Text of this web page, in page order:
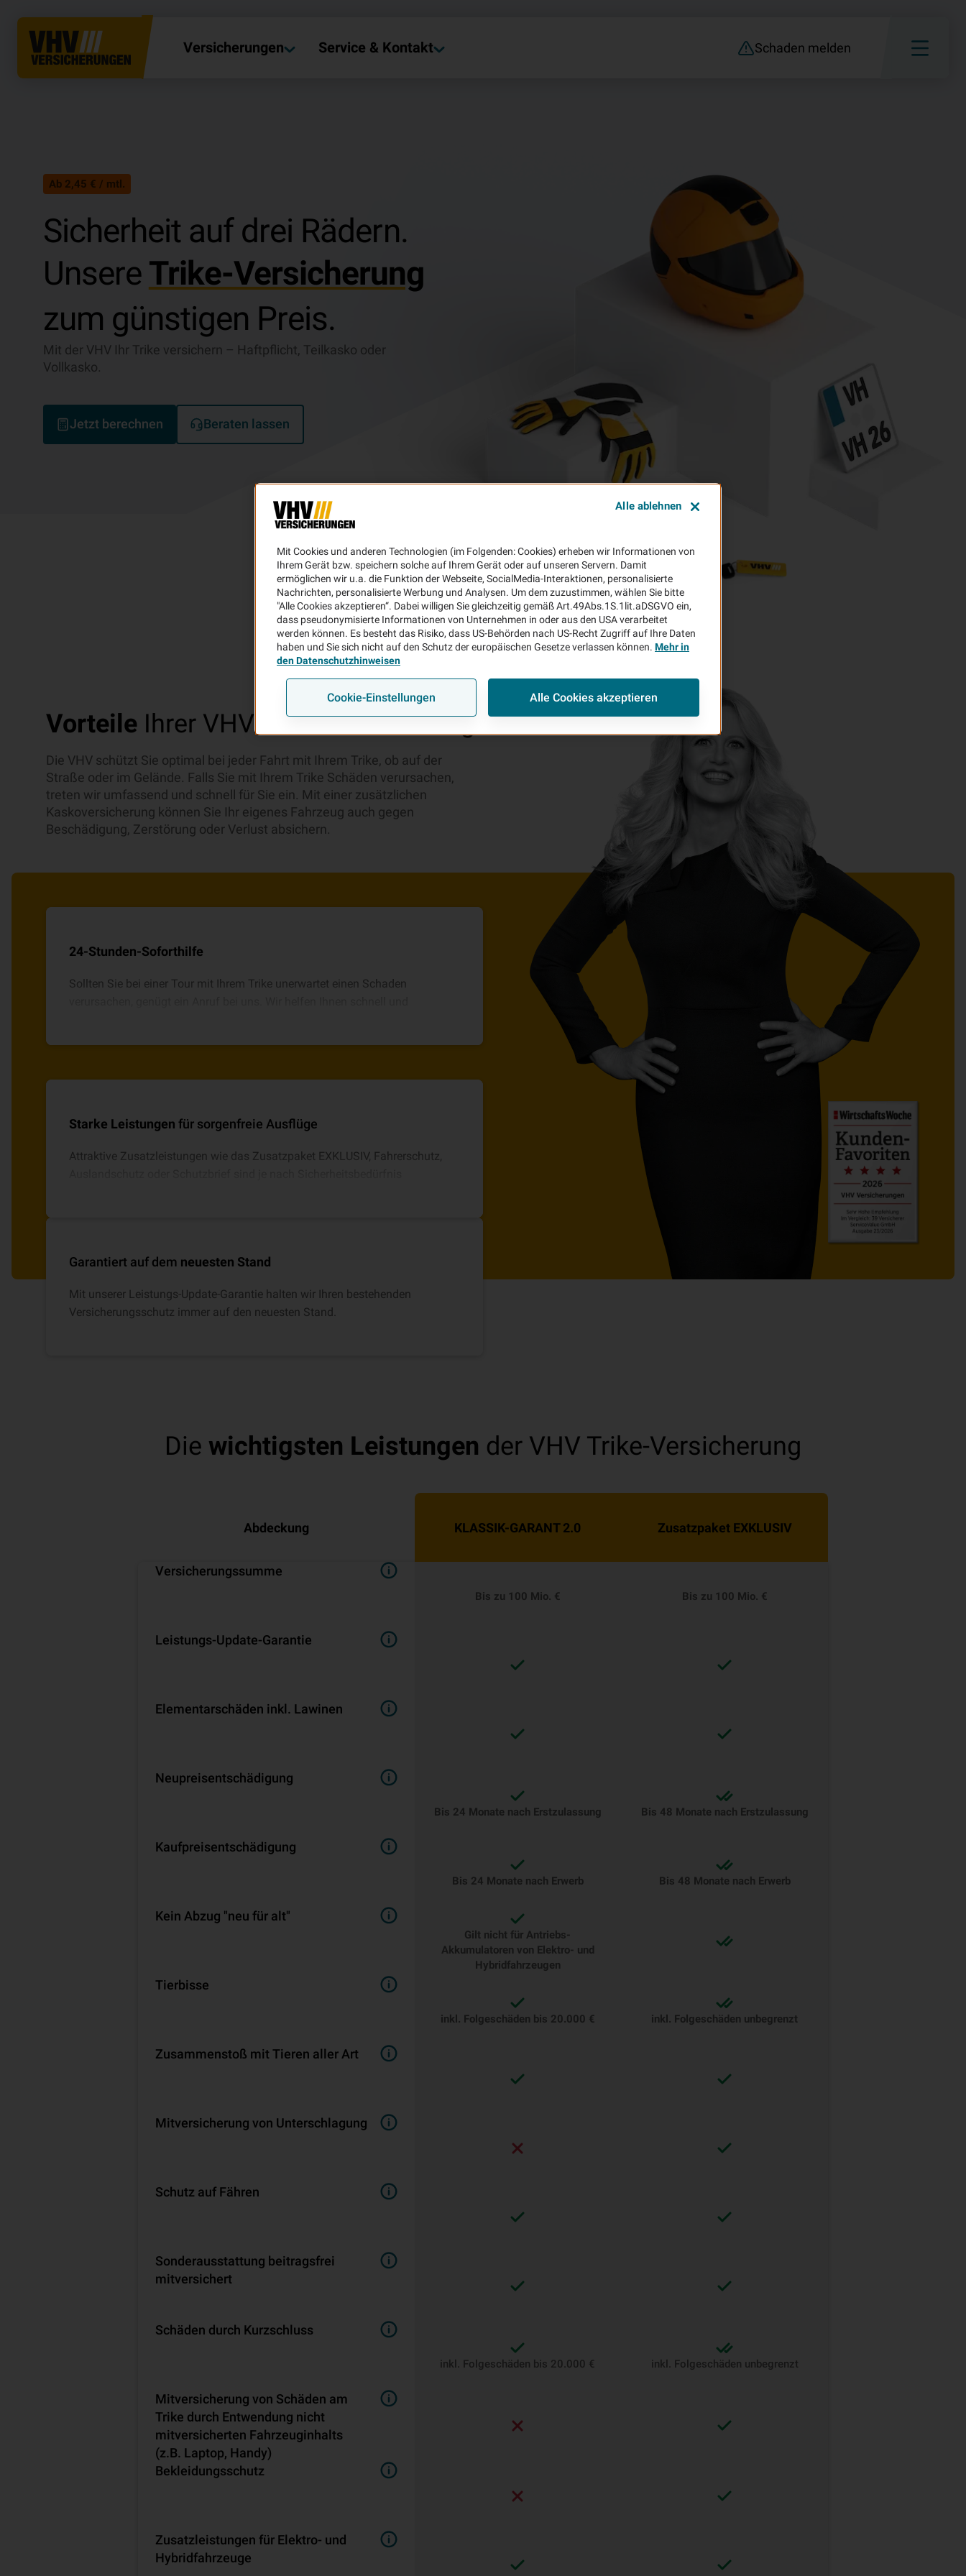
Versicherungen Service & Kontakt Schaden melden
Ab 2,45 € / mtl.
Sicherheit auf drei Rädern.
Unsere Trike-Versicherung
zum günstigen Preis.
Mit der VHV Ihr Trike versichern – Haftpflicht, Teilkasko oder
Vollkasko.
Jetzt berechnen Beraten lassen
Vorteile Ihrer VHV Trike-Versicherung
Die VHV schützt Sie optimal bei jeder Fahrt mit Ihrem Trike, ob auf der
Straße oder im Gelände. Falls Sie mit Ihrem Trike Schäden verursachen,
treten wir umfassend und schnell für Sie ein. Mit einer zusätzlichen
Kaskoversicherung können Sie Ihr eigenes Fahrzeug auch gegen
Beschädigung, Zerstörung oder Verlust absichern.
24-Stunden-Soforthilfe
Sollten Sie bei einer Tour mit Ihrem Trike unerwartet einen Schaden
Starke Leistungen für sorgenfreie Ausflüge
Attraktive Zusatzleistungen wie das Zusatzpaket EXKLUSIV, Fahrerschutz,
Garantiert auf dem neuesten Stand
Mit unserer Leistungs-Update-Garantie halten wir Ihren bestehenden
Versicherungsschutz immer auf den neuesten Stand.
Die wichtigsten Leistungen der VHV Trike-Versicherung
Abdeckung KLASSIK-GARANT 2.0 Zusatzpaket EXKLUSIV
Versicherungssumme
Bis zu 100 Mio. € Bis zu 100 Mio. €
Leistungs-Update-Garantie
Ele­men­tar­schä­den inkl. Lawinen
Neu­preis­ent­schä­di­gung
Bis 24 Monate nach Erstzulassung Bis 48 Monate nach Erstzulassung
Kaufpreisentschädigung
Bis 24 Monate nach Erwerb Bis 48 Monate nach Erwerb
Kein Abzug "neu für alt"
Gilt nicht für Antriebs-
Akkumulatoren von Elektro- und
Hybridfahrzeugen
Tierbisse
inkl. Folgeschäden bis 20.000 € inkl. Folgeschäden unbegrenzt
Zusammenstoß mit Tieren aller Art
Mit­ver­si­che­rung von Unterschlagung
Schutz auf Fähren
Son­der­aus­stat­tung beitragsfrei
mitversichert
Schäden durch Kurz­schluss
inkl. Folgeschäden bis 20.000 € inkl. Folgeschäden unbegrenzt
Mit­ver­si­che­rung von Schäden am
Trike durch Entwendung nicht
mitversicherten Fahr­zeug­inhalts
(z.B. Laptop, Handy)
Bekleidungsschutz
Zusatzleistungen für Elektro- und
Hybridfahrzeuge
Mit Cookies und anderen Technologien (im Folgenden: Cookies) erheben wir Informationen von
Ihrem Gerät bzw. speichern solche auf Ihrem Gerät oder auf unseren Servern. Damit
ermöglichen wir u.a. die Funktion der Webseite, SocialMedia-Interaktionen, personalisierte
Nachrichten, personalisierte Werbung und Analysen. Um dem zuzustimmen, wählen Sie bitte
"Alle Cookies akzeptieren“. Dabei willigen Sie gleichzeitig gemäß Art.49Abs.1S.1lit.aDSGVO ein,
dass pseudonymisierte Informationen von Unternehmen in oder aus den USA verarbeitet
werden können. Es besteht das Risiko, dass US-Behörden nach US-Recht Zugriff auf Ihre Daten
haben und Sie sich nicht auf den Schutz der europäischen Gesetze verlassen können. Mehr in
den Datenschutzhinweisen
Cookie-Einstellungen Alle Cookies akzeptieren
Alle ablehnen